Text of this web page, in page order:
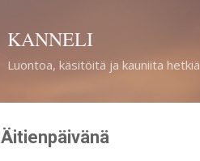
KANNELI
Luontoa, käsitöitä ja kauniita hetkiä
Äitienpäivänä